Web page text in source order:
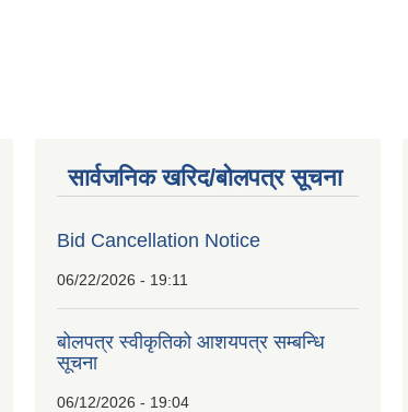
सार्वजनिक खरिद/बोलपत्र सूचना
Bid Cancellation Notice
06/22/2026 - 19:11
बोलपत्र स्वीकृतिको आशयपत्र सम्बन्धि
सूचना
06/12/2026 - 19:04